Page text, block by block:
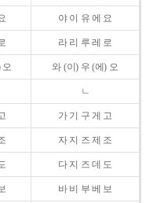
야 이 유 에 요
라 리 루 레 로
오 와 (이) 우 (에) 오
ㄴ
가 기 구 게 고
자 지 즈 제 조
다 지 즈 데 도
바 비 부 베 보